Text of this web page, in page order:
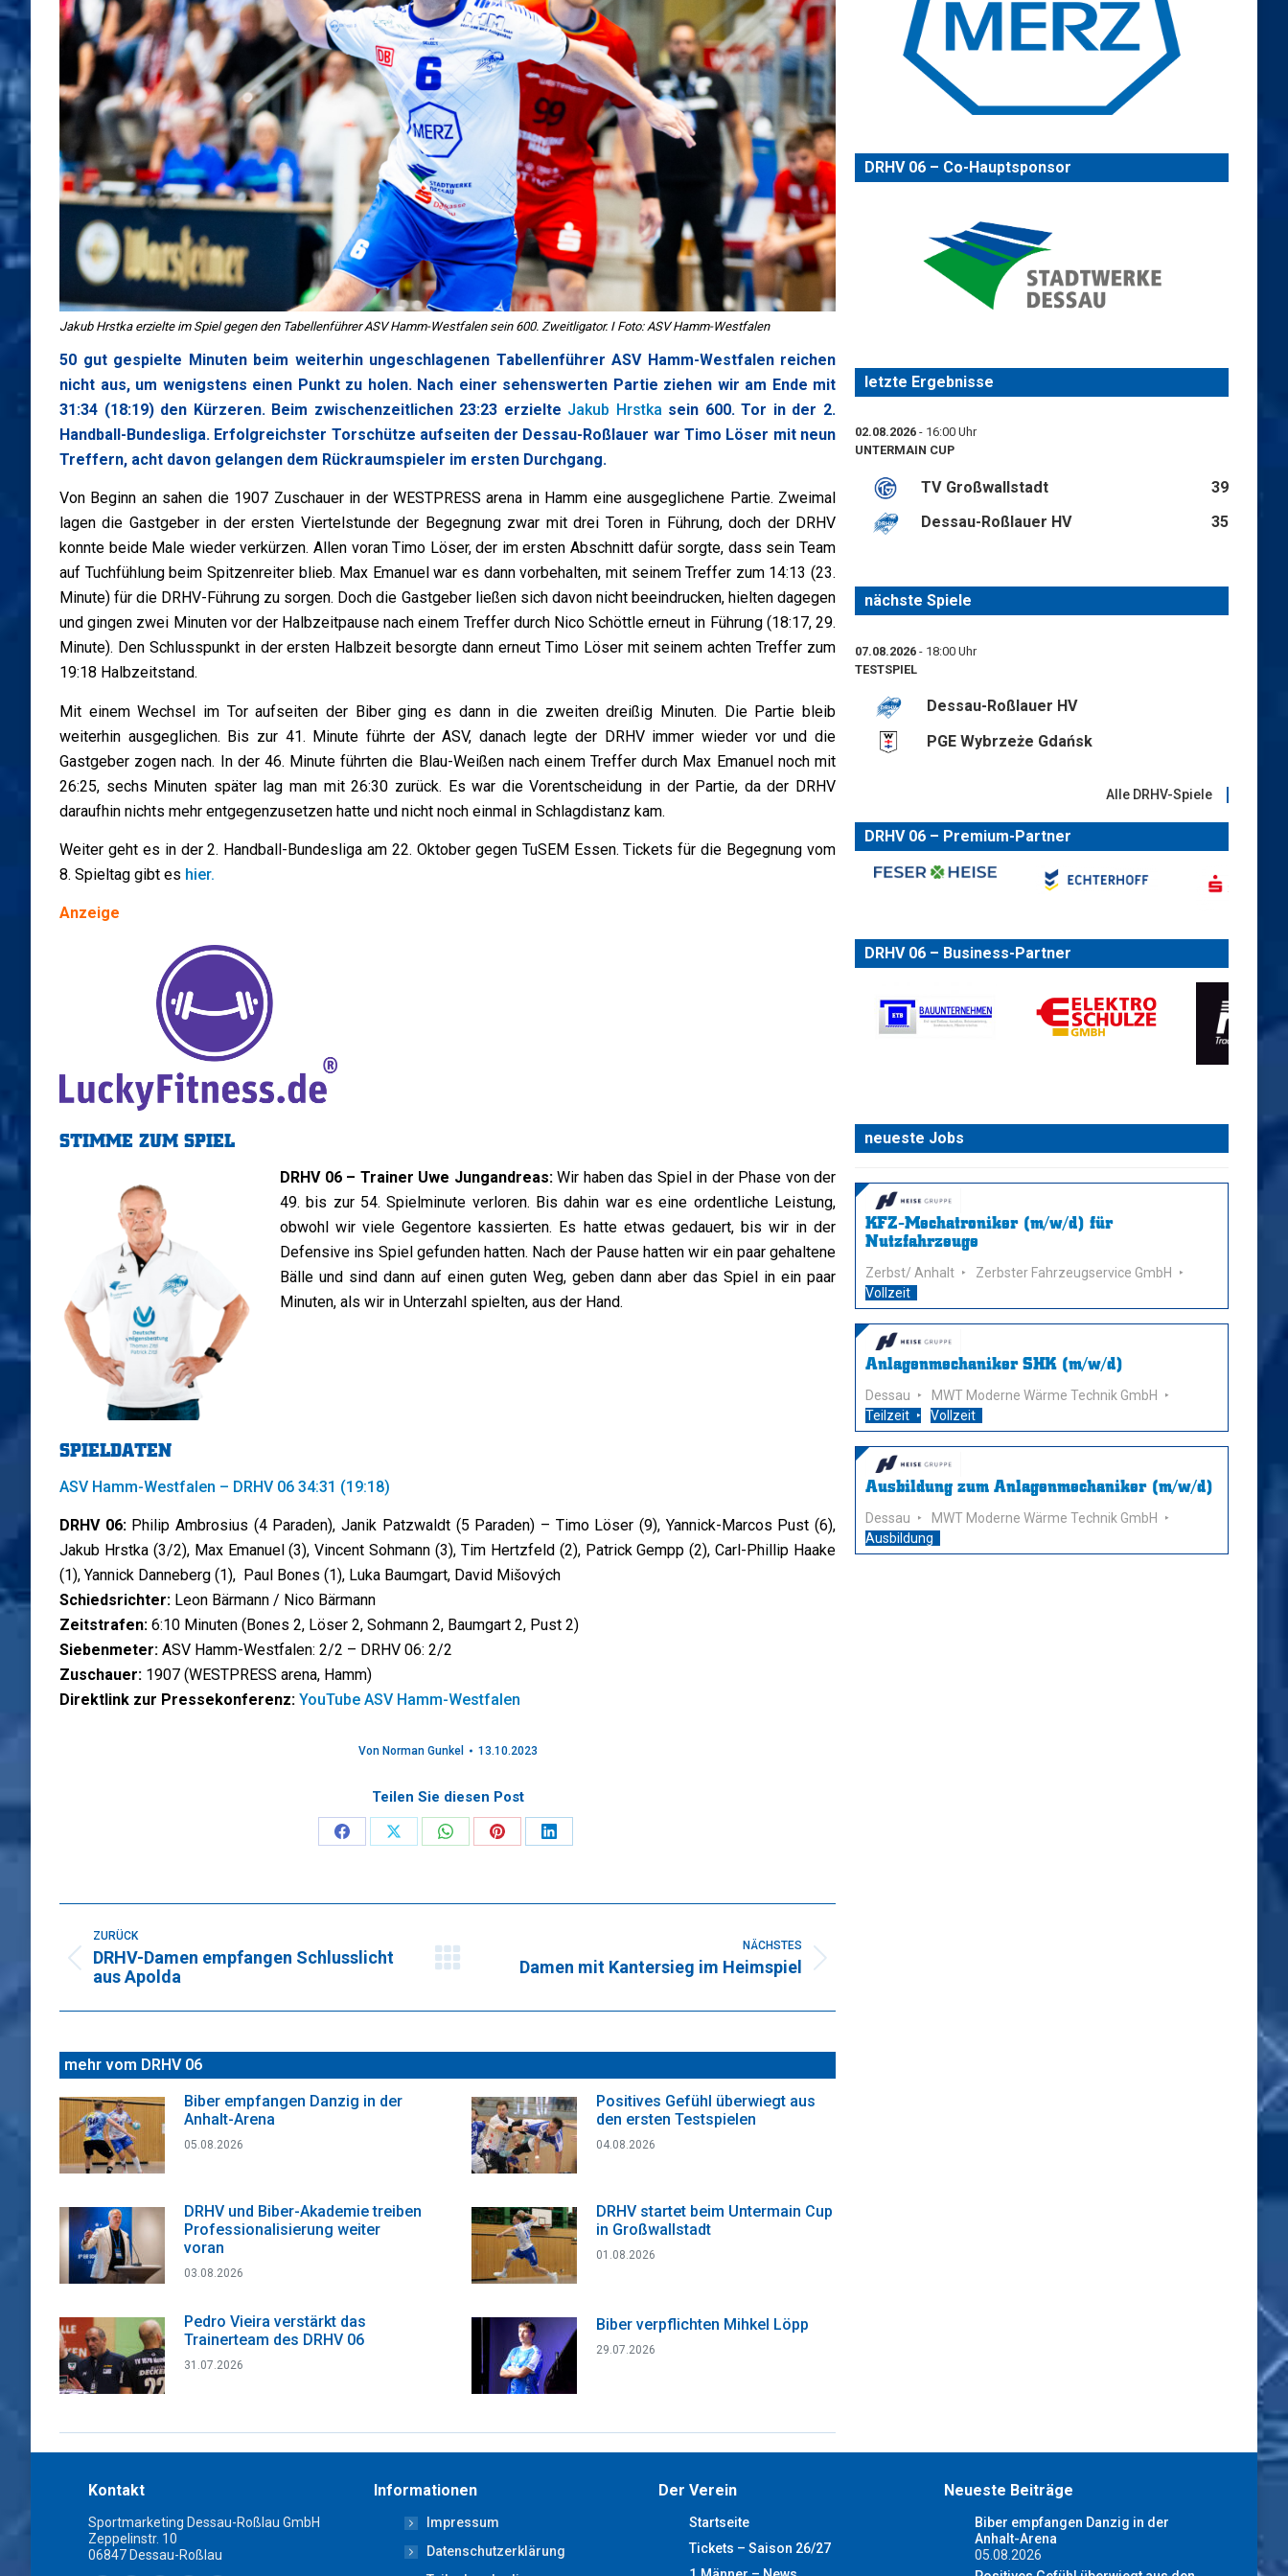
Jakub Hrstka erzielte im Spiel gegen den Tabellenführer ASV Hamm-Westfalen sein 600. Zweitligator. I Foto: ASV Hamm-Westfalen
50 gut gespielte Minuten beim weiterhin ungeschlagenen Tabellenführer ASV Hamm-Westfalen reichen
nicht aus, um wenigstens einen Punkt zu holen. Nach einer sehenswerten Partie ziehen wir am Ende mit
31:34 (18:19) den Kürzeren. Beim zwischenzeitlichen 23:23 erzielte Jakub Hrstka sein 600. Tor in der 2.
Handball-Bundesliga. Erfolgreichster Torschütze aufseiten der Dessau-Roßlauer war Timo Löser mit neun
Treffern, acht davon gelangen dem Rückraumspieler im ersten Durchgang.
Von Beginn an sahen die 1907 Zuschauer in der WESTPRESS arena in Hamm eine ausgeglichene Partie. Zweimal
lagen die Gastgeber in der ersten Viertelstunde der Begegnung zwar mit drei Toren in Führung, doch der DRHV
konnte beide Male wieder verkürzen. Allen voran Timo Löser, der im ersten Abschnitt dafür sorgte, dass sein Team
auf Tuchfühlung beim Spitzenreiter blieb. Max Emanuel war es dann vorbehalten, mit seinem Treffer zum 14:13 (23.
Minute) für die DRHV-Führung zu sorgen. Doch die Gastgeber ließen sich davon nicht beeindrucken, hielten dagegen
und gingen zwei Minuten vor der Halbzeitpause nach einem Treffer durch Nico Schöttle erneut in Führung (18:17, 29.
Minute). Den Schlusspunkt in der ersten Halbzeit besorgte dann erneut Timo Löser mit seinem achten Treffer zum
19:18 Halbzeitstand.
Mit einem Wechsel im Tor aufseiten der Biber ging es dann in die zweiten dreißig Minuten. Die Partie bleib
weiterhin ausgeglichen. Bis zur 41. Minute führte der ASV, danach legte der DRHV immer wieder vor und die
Gastgeber zogen nach. In der 46. Minute führten die Blau-Weißen nach einem Treffer durch Max Emanuel noch mit
26:25, sechs Minuten später lag man mit 26:30 zurück. Es war die Vorentscheidung in der Partie, da der DRHV
daraufhin nichts mehr entgegenzusetzen hatte und nicht noch einmal in Schlagdistanz kam.
Weiter geht es in der 2. Handball-Bundesliga am 22. Oktober gegen TuSEM Essen. Tickets für die Begegnung vom
8. Spieltag gibt es hier.
Anzeige
STIMME ZUM SPIEL
DRHV 06 – Trainer Uwe Jungandreas: Wir haben das Spiel in der Phase von der
49. bis zur 54. Spielminute verloren. Bis dahin war es eine ordentliche Leistung,
obwohl wir viele Gegentore kassierten. Es hatte etwas gedauert, bis wir in der
Defensive ins Spiel gefunden hatten. Nach der Pause hatten wir ein paar gehaltene
Bälle und sind dann auf einen guten Weg, geben dann aber das Spiel in ein paar
Minuten, als wir in Unterzahl spielten, aus der Hand.
SPIELDATEN
ASV Hamm-Westfalen – DRHV 06 34:31 (19:18)
DRHV 06:Philip Ambrosius (4 Paraden), Janik Patzwaldt (5 Paraden) – Timo Löser (9), Yannick-Marcos Pust (6),
Jakub Hrstka (3/2), Max Emanuel (3), Vincent Sohmann (3), Tim Hertzfeld (2), Patrick Gempp (2), Carl-Phillip Haake
(1), Yannick Danneberg (1), Paul Bones (1), Luka Baumgart, David Mišových
Schiedsrichter: Leon Bärmann / Nico Bärmann
Zeitstrafen: 6:10 Minuten (Bones 2, Löser 2, Sohmann 2, Baumgart 2, Pust 2)
Siebenmeter: ASV Hamm-Westfalen: 2/2 – DRHV 06: 2/2
Zuschauer: 1907 (WESTPRESS arena, Hamm)
Direktlink zur Pressekonferenz: YouTube ASV Hamm-Westfalen
Von Norman Gunkel 13.10.2023
Teilen Sie diesen Post
Share
Facebook
Share
X
Share
WhatsApp
Share
Pinterest
Share
LinkedIn
ZURÜCK
Vorheriger
DRHV-Damen empfangen Schlusslicht
aus Apolda
NÄCHSTES
Nächster
Damen mit Kantersieg im Heimspiel
mehr vom DRHV 06
Biber empfangen Danzig in der
Anhalt-Arena
05.08.2026
Positives Gefühl überwiegt aus
den ersten Testspielen
04.08.2026
DRHV und Biber-Akademie treiben
Professionalisierung weiter
voran
03.08.2026
DRHV startet beim Untermain Cup
in Großwallstadt
01.08.2026
Pedro Vieira verstärkt das
Trainerteam des DRHV 06
31.07.2026
Biber verpflichten Mihkel Löpp
29.07.2026
DRHV 06 – Co-Hauptsponsor
letzte Ergebnisse
02.08.2026 - 16:00 Uhr
UNTERMAIN CUP
TV Großwallstadt
39
Dessau-Roßlauer HV
35
nächste Spiele
07.08.2026 - 18:00 Uhr
TESTSPIEL
Dessau-Roßlauer HV
PGE Wybrzeże Gdańsk
Alle DRHV-Spiele
DRHV 06 – Premium-Partner
DRHV 06 – Business-Partner
neueste Jobs
KFZ-Mechatroniker (m/w/d) für
Nutzfahrzeuge
Zerbst/ Anhalt
Zerbster Fahrzeugservice GmbH
Vollzeit
Anlagenmechaniker SHK (m/w/d)
Dessau
MWT Moderne Wärme Technik GmbH
Teilzeit
Vollzeit
Ausbildung zum Anlagenmechaniker (m/w/d)
Dessau
MWT Moderne Wärme Technik GmbH
Ausbildung
Kontakt
Sportmarketing Dessau-Roßlau GmbH
Zeppelinstr. 10
06847 Dessau-Roßlau
Informationen
Impressum
Datenschutzerklärung
Der Verein
Startseite
Tickets – Saison 26/27
Neueste Beiträge
Biber empfangen Danzig in der
Anhalt-Arena
05.08.2026